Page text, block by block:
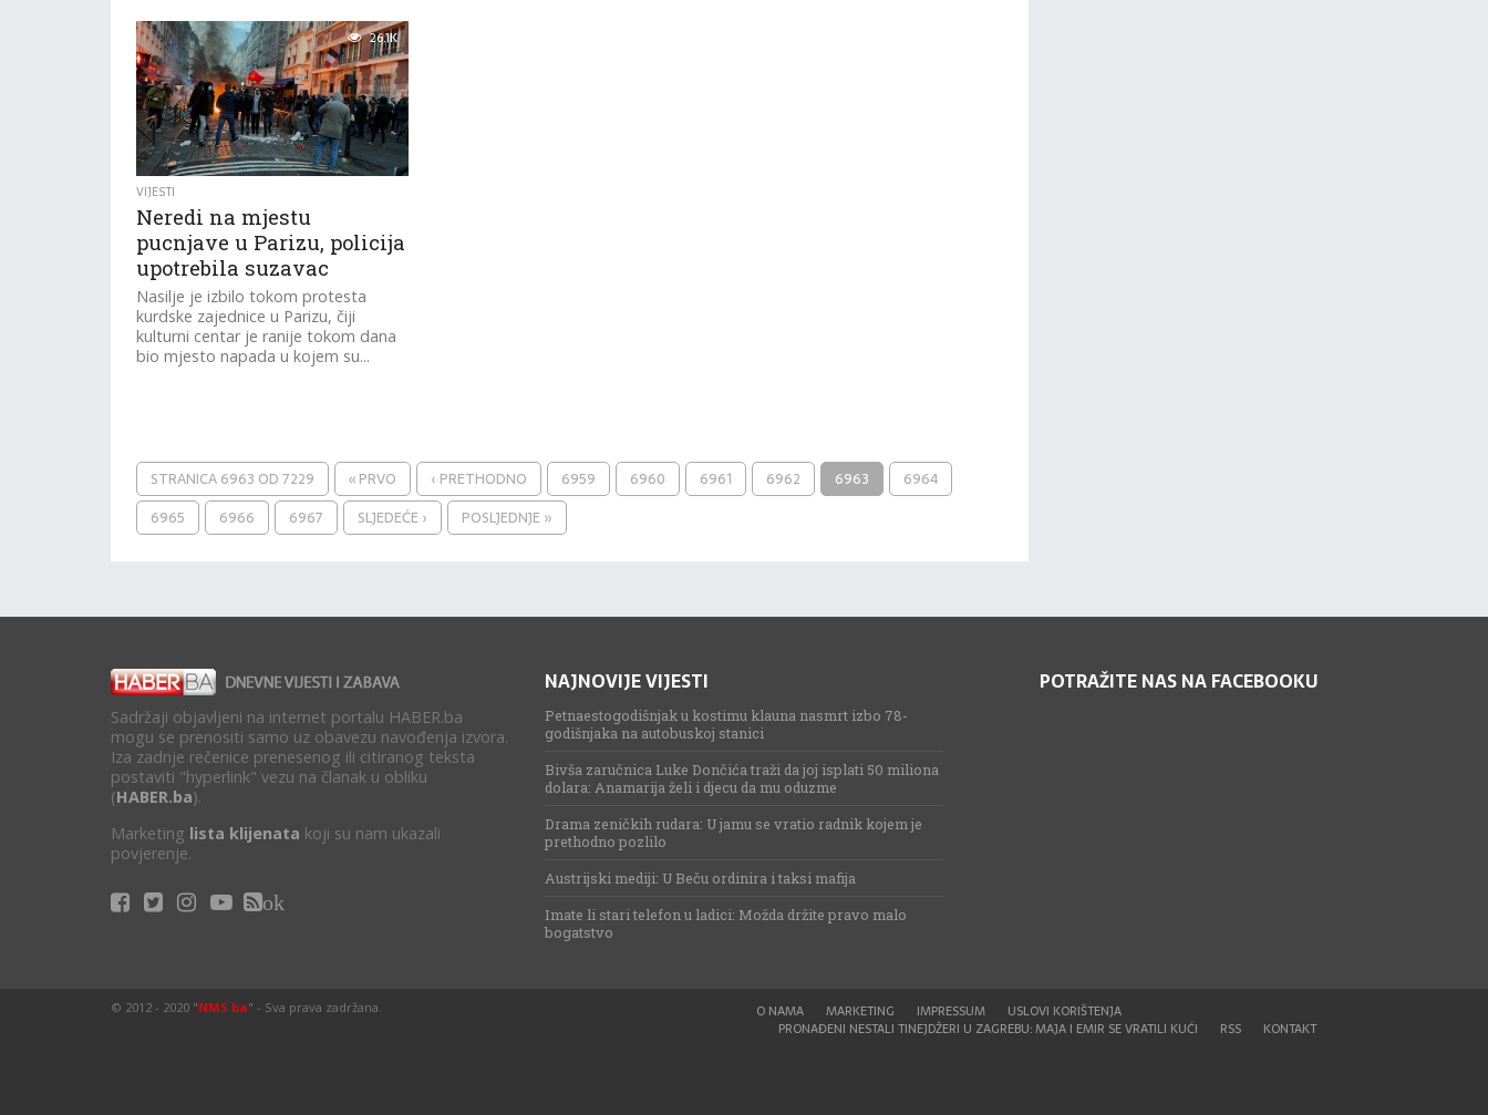
26.1K
VIJESTI
Neredi na mjestu
pucnjave u Parizu, policija
upotrebila suzavac
Nasilje je izbilo tokom protesta
kurdske zajednice u Parizu, čiji
kulturni centar je ranije tokom dana
bio mjesto napada u kojem su...
STRANICA 6963 OD 7229 « PRVO ‹ PRETHODNO 6959 6960 6961 6962 6963
6964
6965
6966 6967 SLJEDEĆE › POSLJEDNJE »
Sadržaji objavljeni na internet portalu HABER.ba
mogu se prenositi samo uz obavezu navođenja izvora.
Iza zadnje rečenice prenesenog ili citiranog teksta
postaviti "hyperlink" vezu na članak u obliku
(HABER.ba).
Marketing lista klijenata koji su nam ukazali
povjerenje.
ok
NAJNOVIJE VIJESTI
Petnaestogodišnjak u kostimu klauna nasmrt izbo 78-
godišnjaka na autobuskoj stanici
Bivša zaručnica Luke Dončića traži da joj isplati 50 miliona
dolara: Anamarija želi i djecu da mu oduzme
Drama zeničkih rudara: U jamu se vratio radnik kojem je
prethodno pozlilo
Austrijski mediji: U Beču ordinira i taksi mafija
Imate li stari telefon u ladici: Možda držite pravo malo
bogatstvo
POTRAŽITE NAS NA FACEBOOKU
O NAMA MARKETING IMPRESSUM
USLOVI KORIŠTENJA
PRONAĐENI NESTALI TINEJDŽERI U ZAGREBU: MAJA I EMIR SE VRATILI KUĆI
RSS KONTAKT
© 2012 - 2020 "NMS.ba" - Sva prava zadržana.